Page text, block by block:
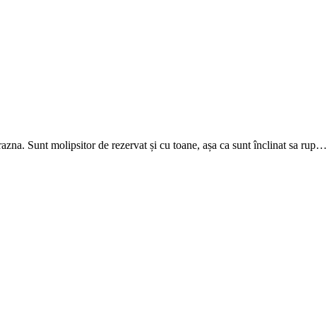
Sunt molipsitor de rezervat și cu toane, așa ca sunt înclinat sa rup…